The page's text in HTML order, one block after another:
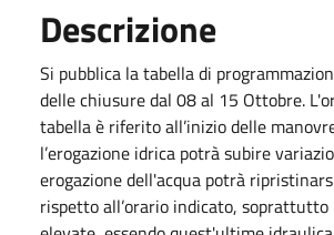
Descrizione
Si pubblica la tabella di
delle chiusure dal 08 al 15 Ottobre.
tabella è riferito all’inizio delle
l’erogazione idrica potrà subire
erogazione dell'acqua potrà
rispetto all’orario indicato, soprattutto